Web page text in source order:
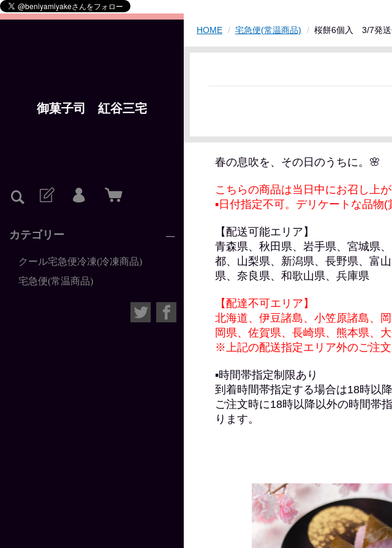
御菓子司 紅谷三宅
カテゴリー
クール宅急便冷凍(冷凍商品)
宅急便(常温商品)
HOME 宅急便(常温商品) 桜餅6個入 3/7発
春の息吹を、その日のうちに。 🌸
こちらの商品は当日中にお召し上が
▪日付指定不可。 デリケートな品物(
【配送可能エリア】
青森県、秋田県、岩手県、宮城県
都、山梨県、新潟県、長野県、富
県、奈良県、和歌山県、兵庫県
【配達不可エリア】
北海道、伊豆諸島、小笠原諸島、
岡県、佐賀県、長崎県、熊本県、
※上記の配送指定エリア外のご注
▪時間帯指定制限あり
到着時間帯指定する場合は18時以降
ご注文時に18時以降以外の時間帯
ります。